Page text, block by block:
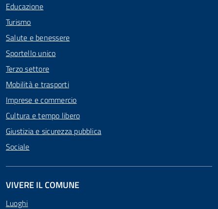
Educazione
Turismo
Salute e benessere
Sportello unico
Terzo settore
Mobilità e trasporti
Imprese e commercio
Cultura e tempo libero
Giustizia e sicurezza pubblica
Sociale
VIVERE IL COMUNE
Luoghi